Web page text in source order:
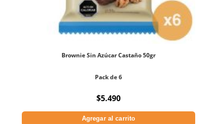
Brownie Sin Azúcar Castaño 50gr
Pack de 6
$5.490
Agregar al carrito